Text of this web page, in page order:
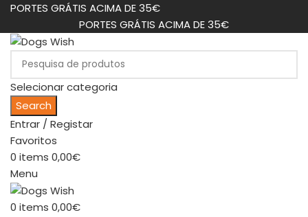
PORTES GRÁTIS ACIMA DE 35€
PORTES GRÁTIS ACIMA DE 35€
Selecionar categoria
Search
Entrar / Registar
Favoritos
0 items 0,00€
Menu
0 items 0,00€